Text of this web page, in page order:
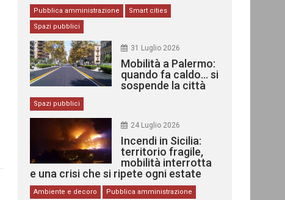
Pubblica amministrazione
Smart cities
Spazi pubblici
31 Luglio 2026
Mobilità a Palermo:
quando fa caldo… si
sospende la città
Spazi pubblici
24 Luglio 2026
Incendi in Sicilia:
territorio fragile,
mobilità interrotta
e una crisi che si ripete ogni estate
Ambiente e decoro Pubblica amministrazione